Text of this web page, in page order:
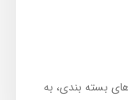
های بسته بندی، به